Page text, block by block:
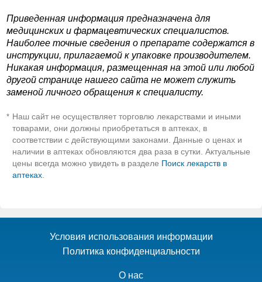
Приведенная информация предназначена для
медицинских и фармацевтических специалистов.
Наиболее точные сведения о препарате содержатся в
инструкции, прилагаемой к упаковке производителем.
Никакая информация, размещенная на этой или любой
другой странице нашего сайта не может служить
заменой личного обращения к специалисту.
* Наш сайт не осуществляет торговлю лекарствами и иными
товарами, они должны приобретаться в аптеках, в
соответствии с действующими законами. Данные о ценах и
наличии в аптеках обновляются два раза в сутки. Актуальные
цены всегда можно увидеть в разделе Поиск лекарств в
аптеках
Условия использования информации
Политика конфиденциальности
О нас